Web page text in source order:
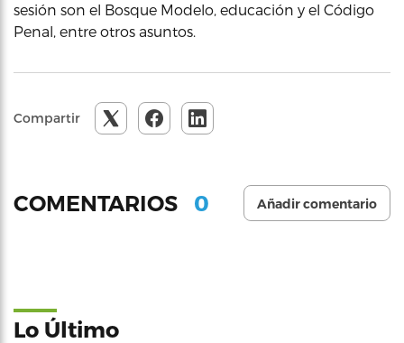
sesión son el Bosque Modelo, educación y el Código
Penal, entre otros asuntos.
Compartir
COMENTARIOS 0 Añadir comentario
Lo Último